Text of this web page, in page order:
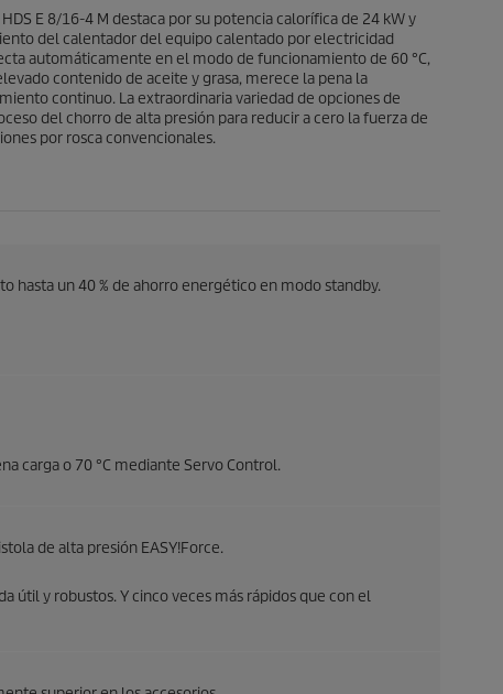
u
c
t
o
.
E 8/16-4 M destaca por su potencia calorífica de 24 kW y
del calentador del equipo calentado por electricidad
automáticamente en el modo de funcionamiento de 60 °C,
contenido de aceite y grasa, merece la pena la
continuo. La extraordinaria variedad de opciones de
del chorro de alta presión para reducir a cero la fuerza de
por rosca convencionales.
hasta un 40 % de ahorro energético en modo standby.
carga o 70 °C mediante Servo Control.
de alta presión EASY!Force.
útil y robustos. Y cinco veces más rápidos que con el